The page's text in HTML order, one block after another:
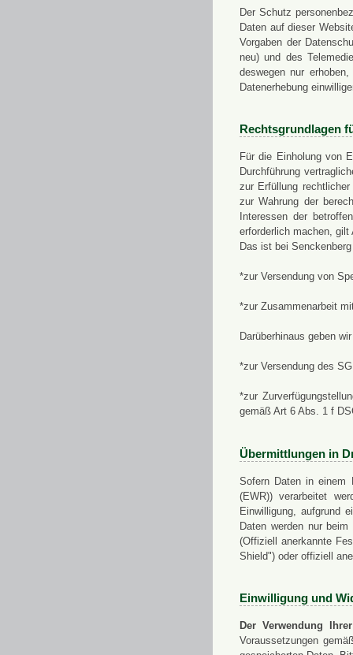
Der Schutz
Daten auf dieser
Vorgaben der
neu) und des
deswegen nur
Datenerhebung
Rechtsgrundlagen
Für die Einholung von
Durchführung
zur Erfüllung
zur Wahrung der
Interessen der
erforderlich machen,
Das ist bei
*zur Versendung von
*zur Zusammenarbeit
Darüberhinaus geben
*zur Versendung des
*zur
gemäß Art 6 Abs. 1 f
Übermittlungen in
Sofern Daten in einem
(EWR)) verarbeitet
Einwilligung, aufgrund
Daten werden nur
(Offiziell anerkannte
Shield") oder offiziell
Einwilligung und
Der Verwendung
Voraussetzungen